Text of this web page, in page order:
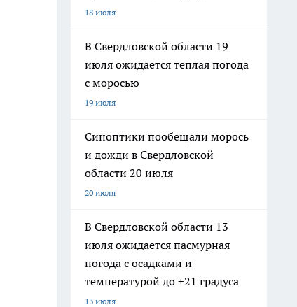
18 июля
В Свердловской области 19
июля ожидается теплая погода
с моросью
19 июля
Синоптики пообещали морось
и дожди в Свердловской
области 20 июля
20 июля
В Свердловской области 13
июля ожидается пасмурная
погода с осадками и
температурой до +21 градуса
13 июля